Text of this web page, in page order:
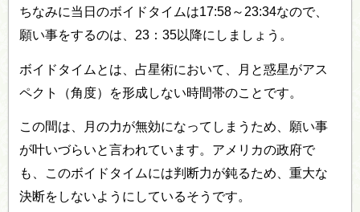
ちなみに当日のボイドタイムは17:58～23:34なので、
願い事をするのは、23：35以降にしましょう。
ボイドタイムとは、占星術において、月と惑星がアス
ペクト（角度）を形成しない時間帯のことです。
この間は、月の力が無効になってしまうため、願い事
が叶いづらいと言われています。アメリカの政府で
も、このボイドタイムには判断力が鈍るため、重大な
決断をしないようにしているそうです。